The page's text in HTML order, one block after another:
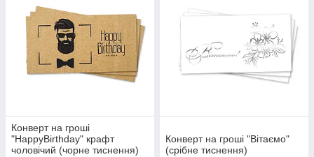
Конверт на гроші
"HappyBirthday" крафт
чоловічий (чорне тиснення)
Конверт на гроші "Вітаємо"
(срібне тиснення)